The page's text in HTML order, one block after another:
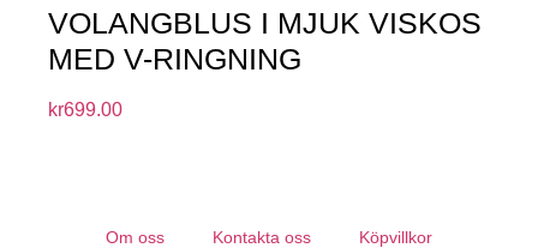
VOLANGBLUS I MJUK VISKOS
MED V-RINGNING
kr699.00
Om oss Kontakta oss Köpvillkor